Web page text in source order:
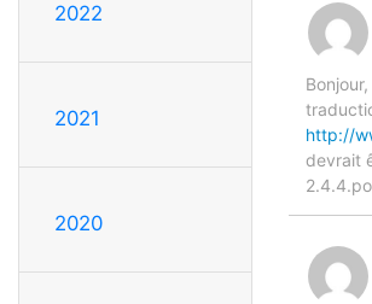
2022
2021
2020
http://
devrait